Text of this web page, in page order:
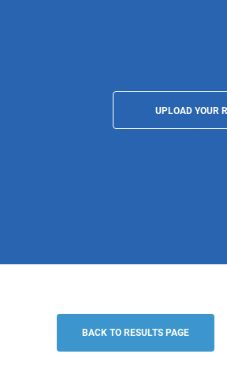
UPLOAD YOUR
(H/F/N), Saint-
Bosch
BACK TO RESULTS PAGE